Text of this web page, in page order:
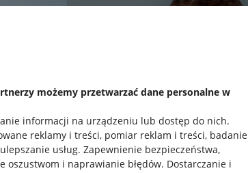
możemy przetwarzać dane personalne w
informacji na urządzeniu lub dostęp do nich.
reklamy i treści, pomiar reklam i treści, badanie
usług. Zapewnienie bezpieczeństwa,
oszustwom i naprawianie błędów. Dostarczanie i